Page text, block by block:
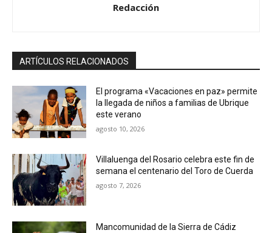
Redacción
ARTÍCULOS RELACIONADOS
El programa «Vacaciones en paz» permite
la llegada de niños a familias de Ubrique
este verano
agosto 10, 2026
Villaluenga del Rosario celebra este fin de
semana el centenario del Toro de Cuerda
agosto 7, 2026
Mancomunidad de la Sierra de Cádiz